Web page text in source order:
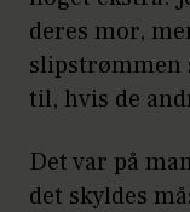
deres mor,
slipstrømmen
til, hvis de
Det var på
det skyldes